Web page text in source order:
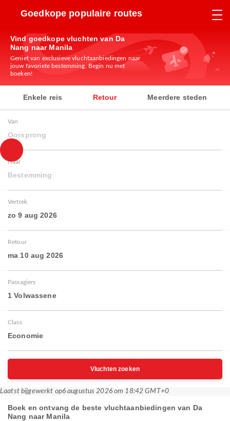
Goedkope populaire routes
Vind goedkope vluchten van Da
Nang naar Manila
Geniet van exclusieve vluchtaanbiedingen naar
jouw favoriete bestemming. Begin nu met
boeken!
Enkele reis Retour Meerdere steden
Van
Oorsprong
Naar
Bestemming
Vertrek
zo 9 aug 2026
Retour
ma 10 aug 2026
Passagiers
1 Volwassene
Class
Economie
Vluchten zoeken
Laatst bijgewerkt op6 augustus 2026 om 18:42 GMT+0
Boek en ontvang de beste vluchtaanbiedingen van Da
Nang naar Manila